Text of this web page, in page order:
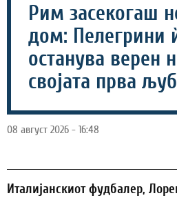
Рим засекогаш
дом: Пелегрини
останува верен
својата прва
08 август 2026 - 16:48
Италијанскиот фудбалер,